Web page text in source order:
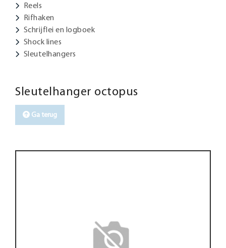
Reels
Rifhaken
Schrijflei en logboek
Shock lines
Sleutelhangers
Sleutelhanger octopus
Ga terug